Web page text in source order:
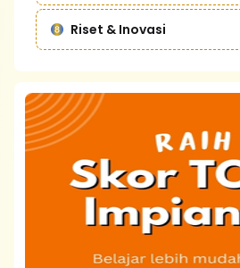
Riset & Inovasi